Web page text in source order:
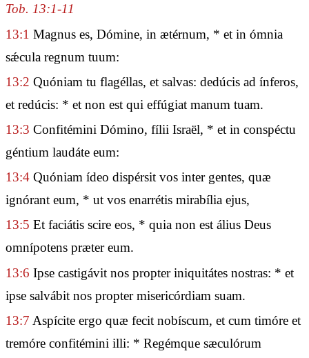
Tob. 13:1-11
13:1 Magnus es, Dómine, in ætérnum, * et in ómnia
sǽcula regnum tuum:
13:2 Quóniam tu flagéllas, et salvas: dedúcis ad ínferos,
et redúcis: * et non est qui effúgiat manum tuam.
13:3 Confitémini Dómino, fílii Israël, * et in conspéctu
géntium laudáte eum:
13:4 Quóniam ídeo dispérsit vos inter gentes, quæ
ignórant eum, * ut vos enarrétis mirabília ejus,
13:5 Et faciátis scire eos, * quia non est álius Deus
omnípotens præter eum.
13:6 Ipse castigávit nos propter iniquitátes nostras: * et
ipse salvábit nos propter misericórdiam suam.
13:7 Aspícite ergo quæ fecit nobíscum, et cum timóre et
tremóre confitémini illi: * Regémque sæculórum